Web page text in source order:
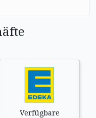
Verfügbare